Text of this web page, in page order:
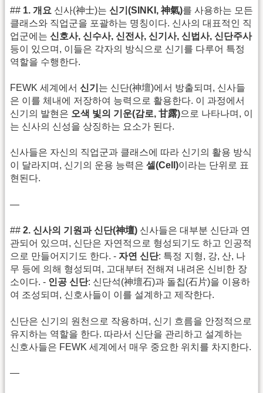
## 1. 개요 신사(神士)는 신기(SINKI, 神氣)를 사용하는 모든
클래스와 직업군을 포괄하는 명칭이다. 신사의 대표적인 직
업군에는 신호사, 신수사, 신전사, 신기사, 신법사, 신단주사
등이 있으며, 이들은 각자의 방식으로 신기를 다루어 특정
역할을 수행한다.
FEWK 세계에서 신기 는 신단(神壇)에서 방출되며, 신사들
은 이를 체내에 저장하여 능력으로 활용한다. 이 과정에서
신기의 발현은 오색 빛의 기운(감로, 甘露)으로 나타나며, 이
는 신사의 신성을 상징하는 요소가 된다.
신사들은 자신의 직업군과 클래스에 따라 신기의 활용 방식
이 달라지며, 신기의 운용 능력은 셀(Cell)이라는 단위로 표
현된다.
—
## 2. 신사의 기원과 신단(神壇) 신사들은 대부분 신단과 연
관되어 있으며, 신단은 자연적으로 형성되기도 하고 인공적
으로 만들어지기도 한다. - 자연 신단: 특정 지형, 강, 산, 나
무 등에 의해 형성되며, 고대부터 전해져 내려온 신비한 장
소이다. - 인공 신단: 신단석(神壇石)과 돌칩(石片)을 이용하
여 조성되며, 신호사들이 이를 설계하고 제작한다.
신단은 신기의 원천으로 작용하며, 신기 흐름을 안정적으로
유지하는 역할을 한다. 따라서 신단을 관리하고 설계하는
신호사들은 FEWK 세계에서 매우 중요한 위치를 차지한다.
—